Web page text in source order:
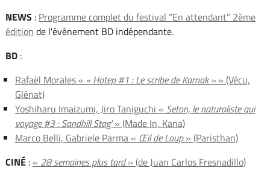
NEWS : Programme complet du festival “En attendant” 2ème
édition de l'évènement BD indépendante.
BD:
Rafaël Morales « « Hotep #1 : Le scribe de Karnak »» (Vécu,
Glénat)
Yoshiharu Imaizumi, Jiro Taniguchi « Seton, le naturaliste qui
voyage #3 : Sandhill Stag'» (Made In, Kana)
Marco Belli, Gabriele Parma « Œil de Loup» (Paristhan)
CINÉ:« 28 semaines plus tard» (de Juan Carlos Fresnadillo)